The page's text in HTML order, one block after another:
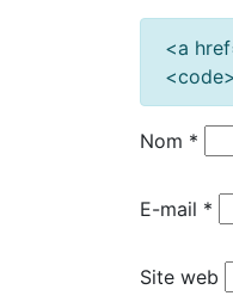
<a
Nom *
E-mail *
Site web